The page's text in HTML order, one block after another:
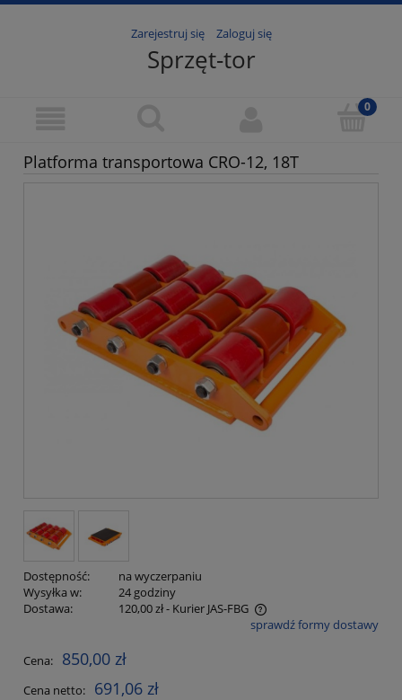
Zarejestruj się Zaloguj się
Sprzęt-tor
Platforma transportowa CRO-12, 18T
Dostępność:
na wyczerpaniu
Wysyłka w:
24 godziny
Dostawa:
120,00 zł- Kurier JAS-FBG
Cena nie zawiera ewentualnych kosztów płatnościsprawdź formy dostawy
Cena: 850,00 zł
Cena netto: 691,06 zł